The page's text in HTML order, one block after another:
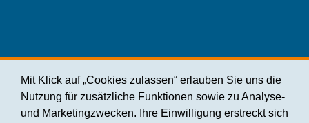
Mit Klick auf „Cookies zulassen“ erlauben Sie uns die
Nutzung für zusätzliche Funktionen sowie zu Analyse-
und Marketingzwecken. Ihre Einwilligung erstreckt sich